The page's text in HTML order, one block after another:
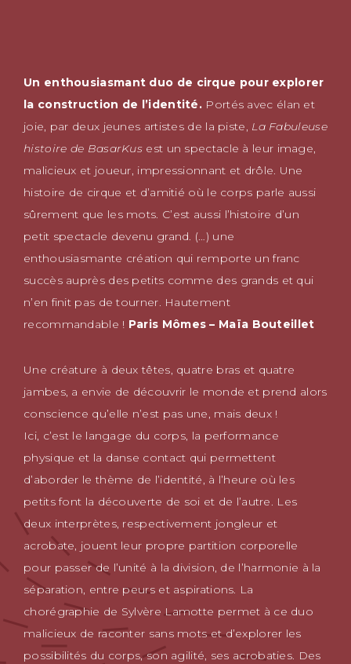
Un enthousiasmant duo de cirque pour explorer
la construction de l’identité. Portés avec élan et
joie, par deux jeunes artistes de la piste, La Fabuleuse
histoire de BasarKus est un spectacle à leur image,
malicieux et joueur, impressionnant et drôle. Une
histoire de cirque et d’amitié où le corps parle aussi
sûrement que les mots. C’est aussi l’histoire d’un
petit spectacle devenu grand. (…) une
enthousiasmante création qui remporte un franc
succès auprès des petits comme des grands et qui
n’en finit pas de tourner. Hautement
recommandable ! Paris Mômes – Maïa Bouteillet
Une créature à deux têtes, quatre bras et quatre
jambes, a envie de découvrir le monde et prend alors
conscience qu’elle n’est pas une, mais deux !
Ici, c’est le langage du corps, la performance
physique et la danse contact qui permettent
d’aborder le thème de l’identité, à l’heure où les
petits font la découverte de soi et de l’autre. Les
deux interprètes, respectivement jongleur et
acrobate, jouent leur propre partition corporelle
pour passer de l’unité à la division, de l’harmonie à la
séparation, entre peurs et aspirations. La
chorégraphie de Sylvère Lamotte permet à ce duo
malicieux de raconter sans mots et d’explorer les
possibilités du corps, son agilité, ses acrobaties. Des